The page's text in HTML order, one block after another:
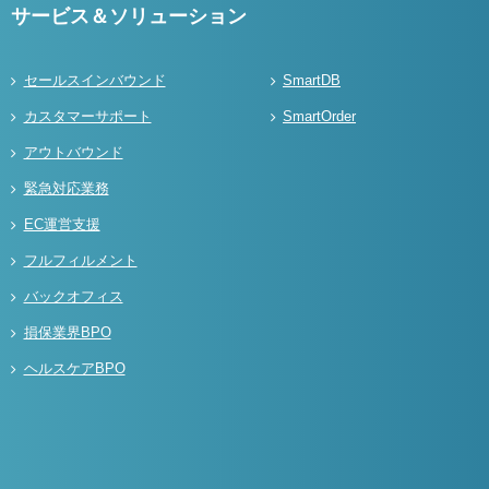
サービス＆ソリューション
セールスインバウンド
カスタマーサポート
アウトバウンド
緊急対応業務
EC運営支援
フルフィルメント
バックオフィス
損保業界BPO
ヘルスケアBPO
SmartDB
SmartOrder